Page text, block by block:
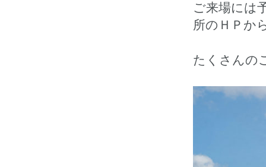
ご来場には
所のＨＰか
たくさんの